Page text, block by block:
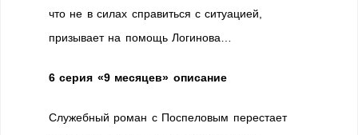
что не в силах справиться с ситуацией,
призывает на помощь Логинова…
6 серия «9 месяцев» описание
Служебный роман с Поспеловым перестает